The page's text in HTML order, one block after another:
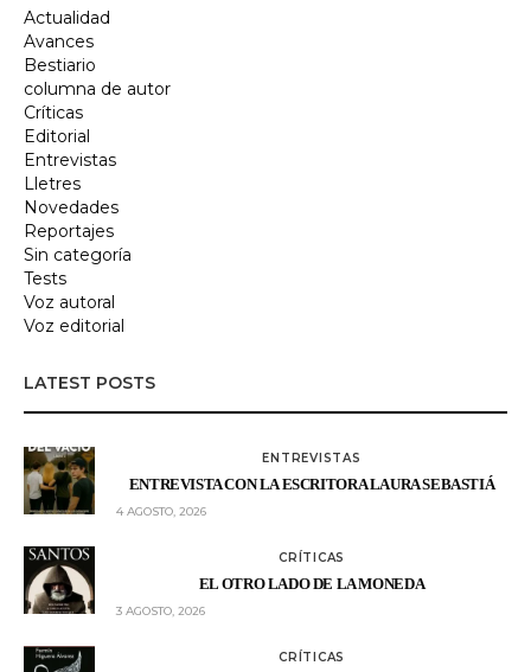
Actualidad
Avances
Bestiario
columna de autor
Críticas
Editorial
Entrevistas
Lletres
Novedades
Reportajes
Sin categoría
Tests
Voz autoral
Voz editorial
LATEST POSTS
ENTREVISTAS
ENTREVISTA CON LA ESCRITORA LAURA SEBASTIÁ
4 AGOSTO, 2026
CRÍTICAS
EL OTRO LADO DE LA MONEDA
3 AGOSTO, 2026
CRÍTICAS